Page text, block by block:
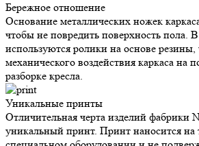
Бережное отношение
Основание металлических ножек
чтобы не повредить поверхность пола.
используются ролики на основе резины,
механического воздействия каркаса на
разборке кресла.
Уникальные принты
Отличительная черта изделий фабрики
уникальный принт. Принт наносится на